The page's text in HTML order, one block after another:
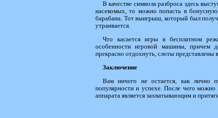
В качестве символа разброса здесь
насекомых, то можно попасть в
барабана. Тот выигрыш, который был
утраивается.
Что касается игры в бесплатном
особенности игровой машины, причем
прекрасно отдохнуть, слоты представлены
Заключение
Вам ничего не остается, как лично
популярности и успехе. После чего можно
аппарата является захватывающим и